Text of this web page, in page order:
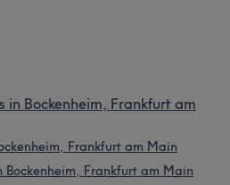
in Bockenheim, Frankfurt am
Frankfurt am Main
Frankfurt am Main